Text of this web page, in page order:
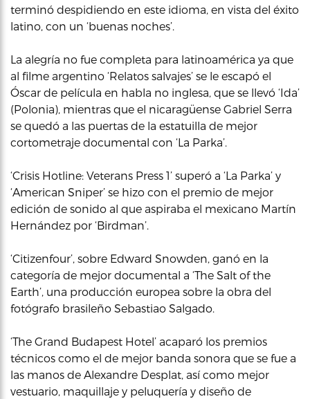
terminó despidiendo en este idioma, en vista del éxito
latino, con un ‘buenas noches’.
La alegría no fue completa para latinoamérica ya que
al filme argentino ‘Relatos salvajes’ se le escapó el
Óscar de película en habla no inglesa, que se llevó ‘Ida’
(Polonia), mientras que el nicaragüense Gabriel Serra
se quedó a las puertas de la estatuilla de mejor
cortometraje documental con ‘La Parka’.
‘Crisis Hotline: Veterans Press 1’ superó a ‘La Parka’ y
‘American Sniper’ se hizo con el premio de mejor
edición de sonido al que aspiraba el mexicano Martín
Hernández por ‘Birdman’.
‘Citizenfour’, sobre Edward Snowden, ganó en la
categoría de mejor documental a ‘The Salt of the
Earth’, una producción europea sobre la obra del
fotógrafo brasileño Sebastiao Salgado.
‘The Grand Budapest Hotel’ acaparó los premios
técnicos como el de mejor banda sonora que se fue a
las manos de Alexandre Desplat, así como mejor
vestuario, maquillaje y peluquería y diseño de